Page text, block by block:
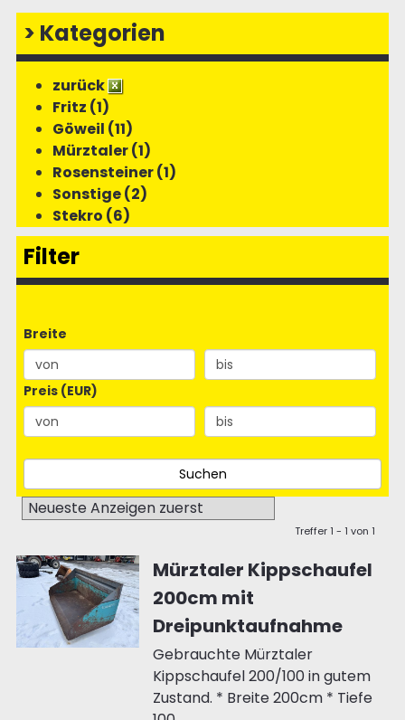
> Kategorien
zurück
Fritz (1)
Göweil (11)
Mürztaler (1)
Rosensteiner (1)
Sonstige (2)
Stekro (6)
Filter
Breite
Preis (EUR)
Treffer 1 - 1 von 1
Mürztaler Kippschaufel
200cm mit
Dreipunktaufnahme
Gebrauchte Mürztaler
Kippschaufel 200/100 in gutem
Zustand. * Breite 200cm * Tiefe